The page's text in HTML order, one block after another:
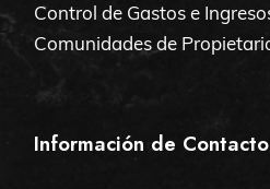
Control de Gastos e
Comunidades de
Información de Contacto